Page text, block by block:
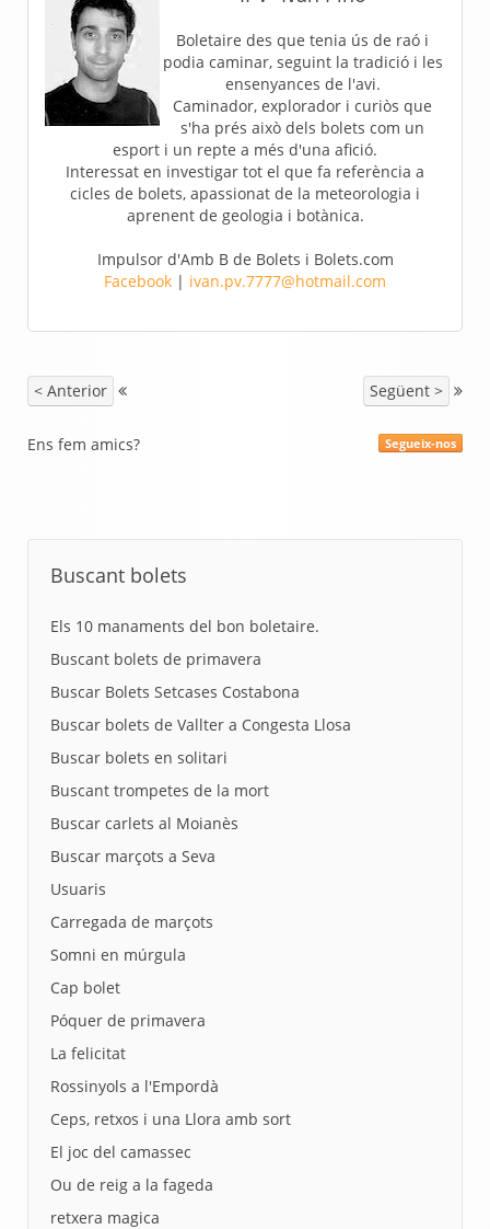
Boletaire des que tenia ús de raó i
podia caminar, seguint la tradició i les
ensenyances de l'avi.
Caminador, explorador i curiòs que
s'ha prés això dels bolets com un
esport i un repte a més d'una afició.
Interessat en investigar tot el que fa referència a
cicles de bolets, apassionat de la meteorologia i
aprenent de geologia i botànica.
Impulsor d'Amb B de Bolets i Bolets.com
Facebook | ivan.pv.7777@hotmail.com
< Anterior Següent >
Segueix-nos
Ens fem amics?
Buscant bolets
Els 10 manaments del bon boletaire.
Buscant bolets de primavera
Buscar Bolets Setcases Costabona
Buscar bolets de Vallter a Congesta Llosa
Buscar bolets en solitari
Buscant trompetes de la mort
Buscar carlets al Moianès
Buscar marçots a Seva
Usuaris
Carregada de marçots
Somni en múrgula
Cap bolet
Póquer de primavera
La felicitat
Rossinyols a l'Empordà
Ceps, retxos i una Llora amb sort
El joc del camassec
Ou de reig a la fageda
retxera magica